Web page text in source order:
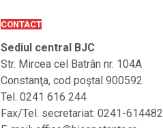
CONTACT
Sediul central BJC
Str. Mircea cel Batrân nr. 104A
Constanţa, cod poştal 900592
Tel. 0241 616 244
Fax/Tel. secretariat: 0241-614482